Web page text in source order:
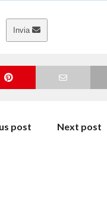
Invia
post Next post